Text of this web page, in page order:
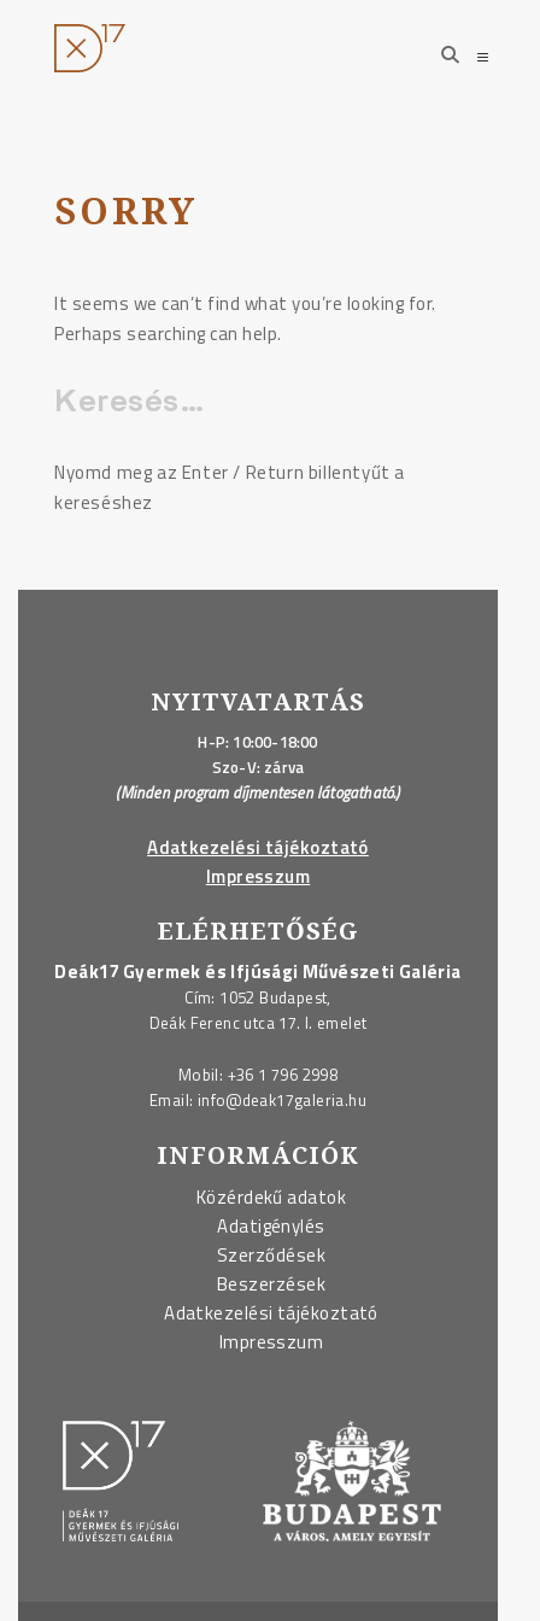
tartalomhoz
open
search
open
SORRY
It seems we can’t find what you’re looking for.
Perhaps searching can help.
Keresés:
Nyomd meg az Enter / Return billentyűt a
kereséshez
NYITVATARTÁS
H-P: 10:00-18:00
Szo-V: zárva
(Minden program díjmentesen látogatható.)
Adatkezelési tájékoztató
Impresszum
ELÉRHETŐSÉG
Deák17 Gyermek és Ifjúsági Művészeti Galéria
Cím: 1052 Budapest,
Deák Ferenc utca 17. I. emelet
Mobil: +36 1 796 2998
Email: info@deak17galeria.hu
INFORMÁCIÓK
Közérdekű adatok
Adatigénylés
Szerződések
Beszerzések
Adatkezelési tájékoztató
Impresszum